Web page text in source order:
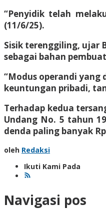
“Penyidik telah
(11/6/25).
Sisik terenggiling, ujar
sebagai bahan
“Modus operandi
keuntungan pribadi,
Terhadap kedua
Undang No. 5 tahun
denda paling banyak
oleh Redaksi
Ikuti Kami Pada
Navigasi pos